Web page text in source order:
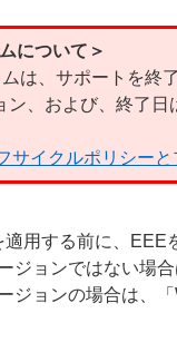
について＞
は、サポートを終
ン、および、終了
サイクルポリシー
用する前に、EEE
ジョンではない場
ジョンの場合は、